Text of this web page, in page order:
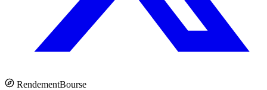
RendementBourse